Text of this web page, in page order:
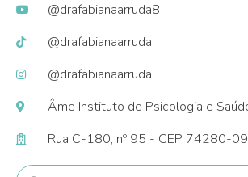
@drafabianaarruda8
@drafabianaarruda
@drafabianaarruda
Âme Instituto de Psicologia e
Rua C-180, nº 95 - CEP 74280-